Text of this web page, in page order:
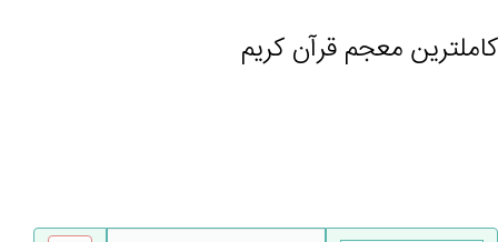
کاملترین معجم قرآن کریم